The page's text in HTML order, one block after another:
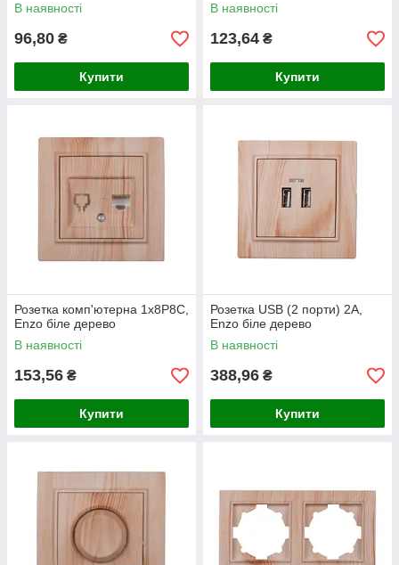
В наявності
96,80 ₴
Купити
В наявності
123,64 ₴
Купити
Розетка комп'ютерна 1x8P8C,
Enzo біле дерево
В наявності
153,56 ₴
Купити
Розетка USB (2 порти) 2A,
Enzo біле дерево
В наявності
388,96 ₴
Купити